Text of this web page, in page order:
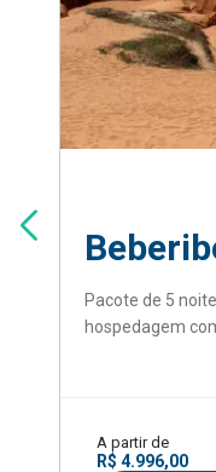
Pacote de 5
hospedagem
A partir de
R$ 4.996,00